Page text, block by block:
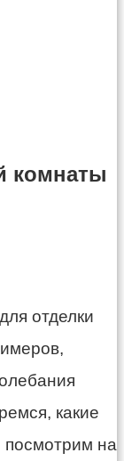
комнаты
отделки
какие
посмотрим на